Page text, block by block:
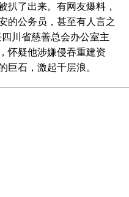
扒了出来。有网友爆料，
的公务员，甚至有人言之
川省慈善总会办公室主
怀疑他涉嫌侵吞重建资
巨石，激起千层浪。